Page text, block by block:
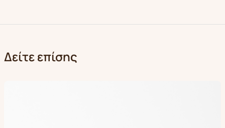
Δείτε επίσης